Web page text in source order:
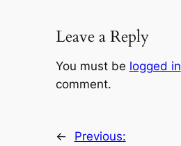
Leave a Reply
You must be logged in
comment.
←
Previous: